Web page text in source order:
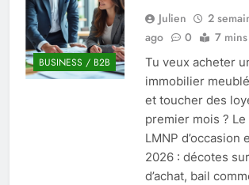
BUSINESS / B2B
Julien
2
ago
0 7 mins
Tu veux acheter
immobilier
et toucher des
premier mois ?
LMNP d’occasion
2026 : décotes
d’achat, bail